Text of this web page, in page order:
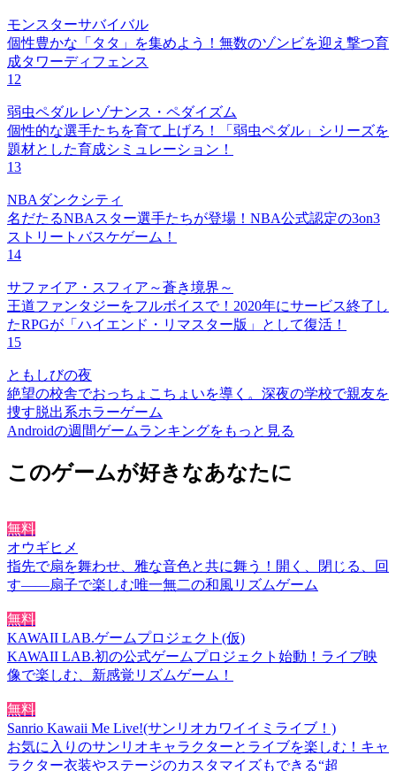
モンスターサバイバル
個性豊かな「タタ」を集めよう！無数のゾンビを迎え撃つ育
成タワーディフェンス
12
弱虫ペダル レゾナンス・ペダイズム
個性的な選手たちを育て上げろ！「弱虫ペダル」シリーズを
題材とした育成シミュレーション！
13
NBAダンクシティ
名だたるNBAスター選手たちが登場！NBA公式認定の3on3
ストリートバスケゲーム！
14
サファイア・スフィア～蒼き境界～
王道ファンタジーをフルボイスで！2020年にサービス終了し
たRPGが「ハイエンド・リマスター版」として復活！
15
ともしびの夜
絶望の校舎でおっちょこちょいを導く。深夜の学校で親友を
捜す脱出系ホラーゲーム
Androidの週間ゲームランキングをもっと見る
このゲームが好きなあなたに
無料
オウギヒメ
指先で扇を舞わせ、雅な音色と共に舞う！開く、閉じる、回
す――扇子で楽しむ唯一無二の和風リズムゲーム
無料
KAWAII LAB.ゲームプロジェクト(仮)
KAWAII LAB.初の公式ゲームプロジェクト始動！ライブ映
像で楽しむ、新感覚リズムゲーム！
無料
Sanrio Kawaii Me Live!(サンリオカワイイミライブ！)
お気に入りのサンリオキャラクターとライブを楽しむ！キャ
ラクター衣装やステージのカスタマイズもできる“超